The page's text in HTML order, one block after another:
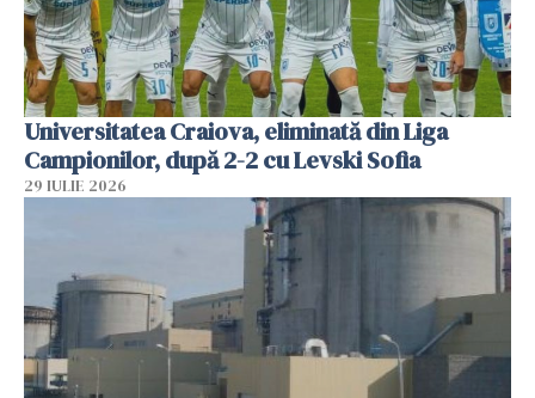
Universitatea Craiova, eliminată din Liga
Campionilor, după 2-2 cu Levski Sofia
29 IULIE 2026